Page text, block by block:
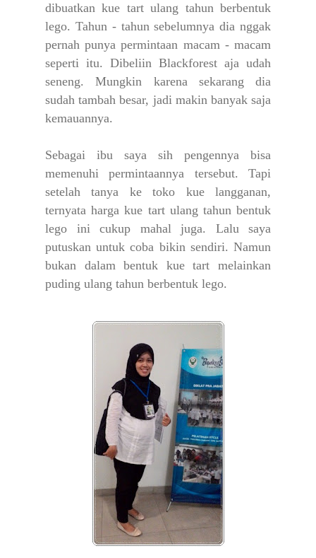
dibuatkan kue tart ulang tahun berbentuk
lego. Tahun - tahun sebelumnya dia nggak
pernah punya permintaan macam - macam
seperti itu. Dibeliin Blackforest aja udah
seneng. Mungkin karena sekarang dia
sudah tambah besar, jadi makin banyak saja
kemauannya.
Sebagai ibu saya sih pengennya bisa
memenuhi permintaannya tersebut. Tapi
setelah tanya ke toko kue langganan,
ternyata harga kue tart ulang tahun bentuk
lego ini cukup mahal juga. Lalu saya
putuskan untuk coba bikin sendiri. Namun
bukan dalam bentuk kue tart melainkan
puding ulang tahun berbentuk lego.